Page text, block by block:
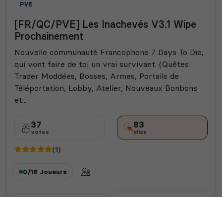
PVE
[FR/QC/PVE] Les Inachevés V3.1 Wipe
Prochainement
Nouvelle communauté Francophone 7 Days To Die,
qui vont faire de toi un vrai survivant. (Quêtes
Trader Moddées, Bosses, Armes, Portails de
Téléportation, Lobby, Atelier, Nouveaux Bonbons
et...
37
votes
83
clics
(1)
0/18 Joueurs